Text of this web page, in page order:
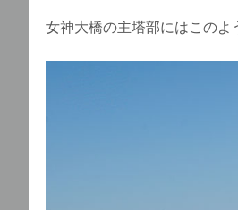
女神大橋の主塔部にはこのよ